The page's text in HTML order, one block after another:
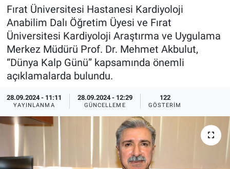
Fırat Üniversitesi Hastanesi Kardiyoloji
Anabilim Dalı Öğretim Üyesi ve Fırat
Üniversitesi Kardiyoloji Araştırma ve Uygulama
Merkez Müdürü Prof. Dr. Mehmet Akbulut,
“Dünya Kalp Günü” kapsamında önemli
açıklamalarda bulundu.
28.09.2024 - 11:11
YAYINLANMA
28.09.2024 - 12:29
GÜNCELLEME
122
GÖSTERIM
Sağlıklı Yaşam
Siyaset
Spor
Yaşam